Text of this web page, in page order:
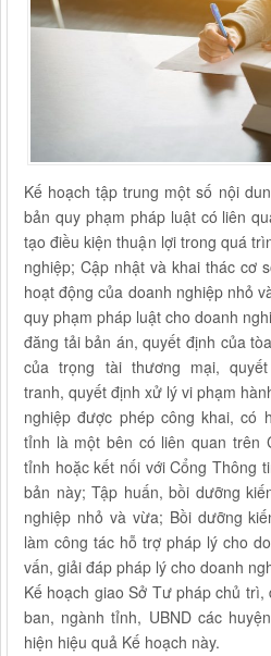
Kế hoạch tập trung một số nội
bản quy phạm pháp luật có liên
tạo điều kiện thuận lợi trong quá
nghiệp; Cập nhật và khai thác cơ
hoạt động của doanh nghiệp nhỏ
quy phạm pháp luật cho doanh
đăng tải bản án, quyết định của
của trọng tài thương mại,
tranh, quyết định xử lý vi phạm
nghiệp được phép công khai, có
tỉnh là một bên có liên quan trên
tỉnh hoặc kết nối với Cổng Thông
bản này; Tập huấn, bồi dưỡng
nghiệp nhỏ và vừa; Bồi dưỡng
làm công tác hỗ trợ pháp lý cho
vấn, giải đáp pháp lý cho doanh
Kế hoạch giao Sở Tư pháp chủ
ban, ngành tỉnh, UBND các
hiện hiệu quả Kế hoạch này.